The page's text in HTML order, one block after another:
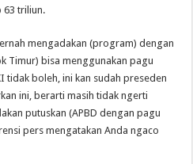
63 triliun.
mengadakan (program) dengan
Timur) bisa menggunakan pagu
tidak boleh, ini kan sudah preseden
ini, berarti masih tidak ngerti
putuskan (APBD dengan pagu
pers mengatakan Anda ngaco